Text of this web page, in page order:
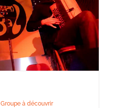
Groupe à découvrir